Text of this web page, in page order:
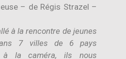
– de Régis Strazel –
à la rencontre de jeunes
7 villes de 6 pays
à la caméra, ils nous